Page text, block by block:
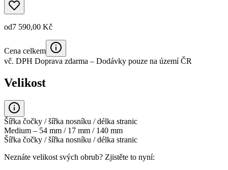
od7 590,00 Kč
Cena celkem
vč. DPH Doprava zdarma – Dodávky pouze na území ČR
Velikost
Šířka čočky / šířka nosníku / délka stranic
Medium – 54 mm / 17 mm / 140 mm
Šířka čočky / šířka nosníku / délka stranic
Neznáte velikost svých obrub? Zjistěte to nyní: